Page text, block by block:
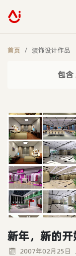
首页 装饰设计作品
包含
新年，新的开
2007年02月25日